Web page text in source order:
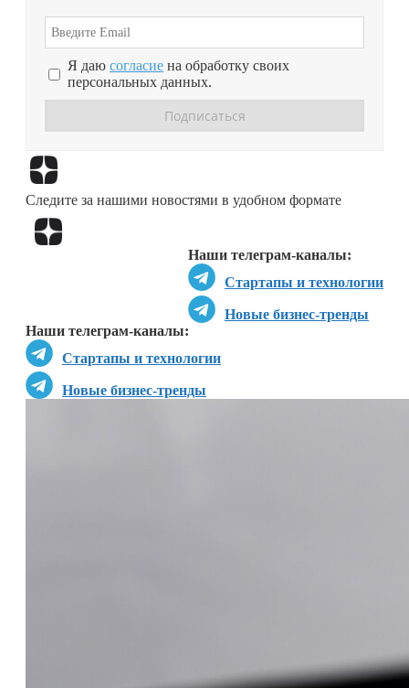
Я даю согласие на обработку своих
персональных данных.
Следите за нашими новостями в удобном формате
Наши телеграм-каналы:
Стартапы и технологии
Новые бизнес-тренды
Наши телеграм-каналы:
Стартапы и технологии
Новые бизнес-тренды